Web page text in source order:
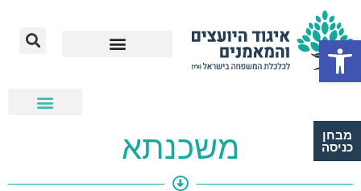
Open toolbar
משכנתא מבחן
כניסה